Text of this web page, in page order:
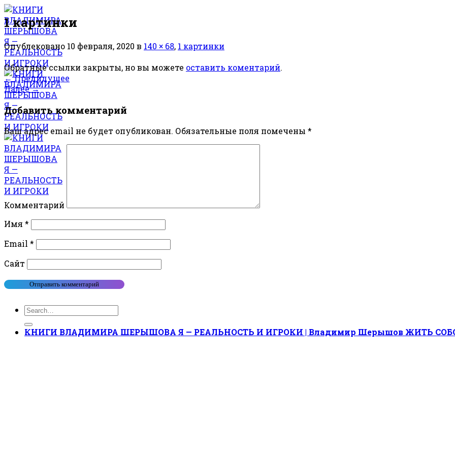
Skip
to
content
1 картинки
Опублековано 10 февраля, 2020 в 140 × 68, 1 картинки
Обратные ссылки закрыты, но вы можете оставить коментарий.
←Предидущее
Далее→
Добавить комментарий
Ваш адрес email не будет опубликован. Обязательные поля помечены *
Комментарий
Имя *
Email *
Сайт
КНИГИ ВЛАДИМИРА ШЕРЫШОВА Я — РЕАЛЬНОСТЬ И ИГРОКИ | Владимир Шерышов ЖИТЬ